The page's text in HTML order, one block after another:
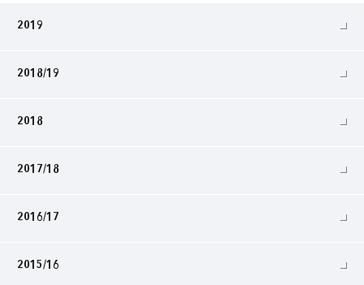
2019
2018/19
2018
2017/18
2016/17
2015/16